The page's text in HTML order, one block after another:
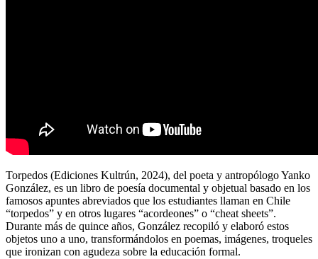
Torpedos (Ediciones Kultrún, 2024), del poeta y antropólogo Yanko
González, es un libro de poesía documental y objetual basado en los
famosos apuntes abreviados que los estudiantes llaman en Chile
“torpedos” y en otros lugares “acordeones” o “cheat sheets”.
Durante más de quince años, González recopiló y elaboró estos
objetos uno a uno, transformándolos en poemas, imágenes, troqueles
que ironizan con agudeza sobre la educación formal.